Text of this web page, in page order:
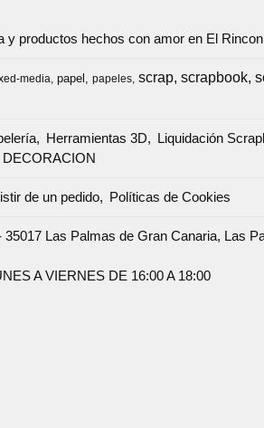
y productos hechos con amor en El
media papel papeles scrap scrapbook
Herramientas 3D Liquidación
DECORACION
de un pedido Políticas de Cookies
Las Palmas de Gran Canaria, Las
A VIERNES DE 16:00 A 18:00